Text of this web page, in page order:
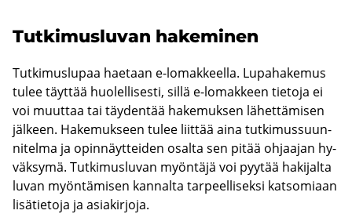
Tut­ki­mus­lu­van ha­ke­mi­nen
Tut­ki­mus­lu­paa hae­taan e-​lomakkeella. Lu­pa­ha­ke­mus
tulee täyt­tää huo­lel­li­ses­ti, sillä e-​lomakkeen tie­to­ja ei
voi muut­taa tai täy­den­tää ha­ke­muk­sen lä­het­tä­mi­sen
jäl­keen. Ha­ke­muk­seen tulee liit­tää aina tut­ki­mus­suun­
ni­tel­ma ja opin­näyt­tei­den osal­ta sen pitää oh­jaa­jan hy­
väk­sy­mä. Tut­ki­mus­lu­van myön­tä­jä voi pyy­tää ha­ki­jal­ta
luvan myön­tä­mi­sen kan­nal­ta tar­peel­li­sek­si kat­so­mi­aan
li­sä­tie­to­ja ja asia­kir­jo­ja.